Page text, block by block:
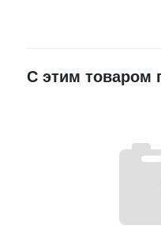
С этим товаром